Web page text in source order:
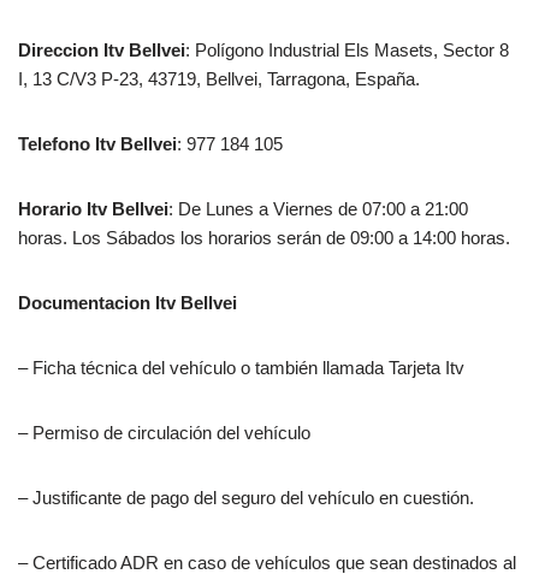
Direccion Itv Bellvei: Polígono Industrial Els Masets, Sector 8
I, 13 C/V3 P-23, 43719, Bellvei, Tarragona, España.‎‎
Telefono Itv Bellvei: 977 184 105
Horario Itv Bellvei: De Lunes a Viernes de 07:00 a 21:00
horas. Los Sábados los horarios serán de 09:00 a 14:00 horas.
Documentacion Itv Bellvei
– Ficha técnica del vehículo o también llamada Tarjeta Itv
– Permiso de circulación del vehículo
– Justificante de pago del seguro del vehículo en cuestión.
– Certificado ADR en caso de vehículos que sean destinados al